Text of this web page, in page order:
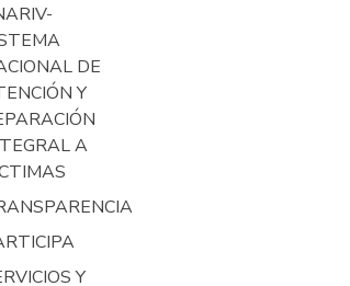
DE
Y
A
Y